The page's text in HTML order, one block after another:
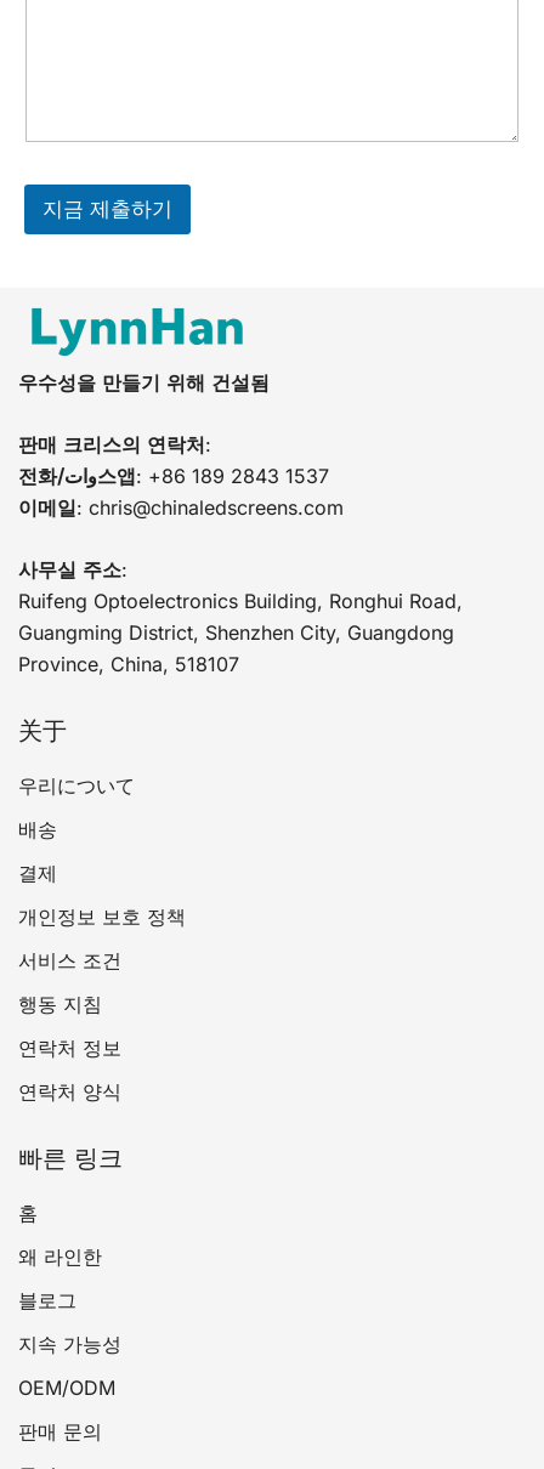
지금 제출하기
우수성을 만들기 위해 건설됨
판매 크리스의 연락처:
전화/وات스앱: +86 189 2843 1537
이메일: chris@chinaledscreens.com
사무실 주소:
Ruifeng Optoelectronics Building, Ronghui Road,
Guangming District, Shenzhen City, Guangdong
Province, China, 518107
关于
우리について
배송
결제
개인정보 보호 정책
서비스 조건
행동 지침
연락처 정보
연락처 양식
빠른 링크
홈
왜 라인한
블로그
지속 가능성
OEM/ODM
판매 문의